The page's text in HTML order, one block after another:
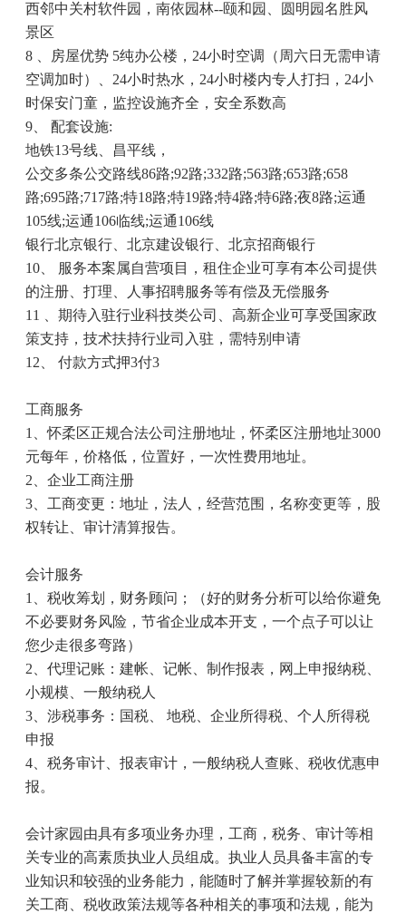
西邻中关村软件园，南依园林--颐和园、圆明园名胜风
景区
8
、房屋优势 5纯办公楼， 24小时空调（周六日无需申请
空调加时）、 24小时热水， 24小时楼内专人打扫， 24小
时保安门童，监控设施齐全，安全系数高
9 、 配套设施:
地铁13号线、昌平线，
公交多条公交路线86路;92路;332路;563路;653路;658
路;695路;717路;特18路;特19路;特4路;特6路;夜8路;运通
105线;运通106临线;运通106线
银行北京银行、北京建设银行、北京招商银行
10 、 服务本案属自营项目，租住企业可享有本公司提供
的注册、打理、人事招聘服务等有偿及无偿服务
11
、期待入驻行业科技类公司、高新企业可享受国家政
策支持，技术扶持行业司入驻，需特别申请
12 、 付款方式押3付3
工商服务
1
、怀柔区正规合法公司注册地址，怀柔区注册地址3000
元每年，价格低，位置好，一次性费用地址。
2 、企业工商注册
3 、工商变更：地址，法人，经营范围，名称变更等，股
权转让、审计清算报告。
会计服务
1
、税收筹划，财务顾问；（好的财务分析可以给你避免
不必要财务风险，节省企业成本开支，一个点子可以让
您少走很多弯路）
2 、代理记账：建帐、记帐、制作报表，网上申报纳税、
小规模、一般纳税人
3 、涉税事务：国税、 地税、企业所得税、个人所得税
申报
4 、税务审计、报表审计，一般纳税人查账、税收优惠申
报。
会计家园由具有多项业务办理，工商，税务、审计等相
关专业的高素质执业人员组成。执业人员具备丰富的专
业知识和较强的业务能力，能随时了解并掌握较新的有
关工商、税收政策法规等各种相关的事项和法规，能为